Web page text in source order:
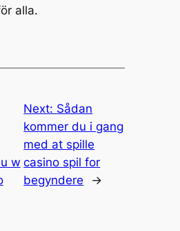
alla.
w
Next: Sådan
kommer du i gang
med at spille
casino spil for
begyndere
→